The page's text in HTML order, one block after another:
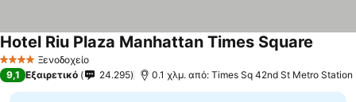
4 ΑστέριαΞενοδοχείο
Hotel Riu Plaza Manhattan Times Square
9,1 Εξαιρετικό 24.295 0.1 χλμ. από: Times Sq 42nd St Metro Station